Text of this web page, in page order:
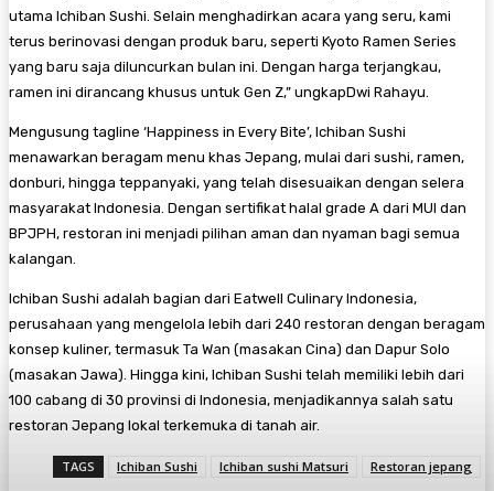
utama Ichiban Sushi. Selain menghadirkan acara yang seru, kami
terus berinovasi dengan produk baru, seperti Kyoto Ramen Series
yang baru saja diluncurkan bulan ini. Dengan harga terjangkau,
ramen ini dirancang khusus untuk Gen Z,” ungkapDwi Rahayu.
Mengusung tagline ‘Happiness in Every Bite’, Ichiban Sushi
menawarkan beragam menu khas Jepang, mulai dari sushi, ramen,
donburi, hingga teppanyaki, yang telah disesuaikan dengan selera
masyarakat Indonesia. Dengan sertifikat halal grade A dari MUI dan
BPJPH, restoran ini menjadi pilihan aman dan nyaman bagi semua
kalangan.
Ichiban Sushi adalah bagian dari Eatwell Culinary Indonesia,
perusahaan yang mengelola lebih dari 240 restoran dengan beragam
konsep kuliner, termasuk Ta Wan (masakan Cina) dan Dapur Solo
(masakan Jawa). Hingga kini, Ichiban Sushi telah memiliki lebih dari
100 cabang di 30 provinsi di Indonesia, menjadikannya salah satu
restoran Jepang lokal terkemuka di tanah air.
TAGS Ichiban Sushi Ichiban sushi Matsuri Restoran jepang